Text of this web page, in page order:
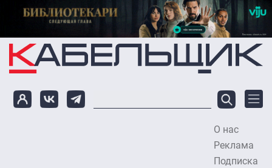
Перейти к основному содержанию
О нас
Реклама
Подписка